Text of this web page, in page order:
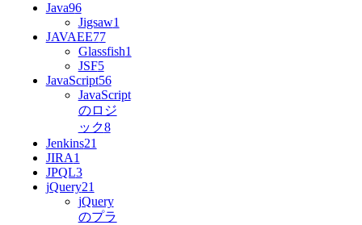
Java96
Jigsaw1
JAVAEE77
Glassfish1
JSF5
JavaScript56
JavaScript
のロジ
ック8
Jenkins21
JIRA1
JPQL3
jQuery21
jQuery
のプラ